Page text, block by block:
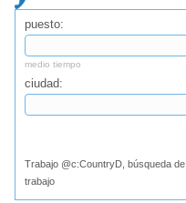
puesto:
medio tiempo
ciudad:
Trabajo @c:CountryD, búsqueda de
trabajo